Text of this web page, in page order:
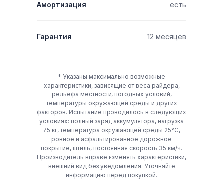
Амортизация
Гарантия
есть
12 месяцев
* Указаны максимально возможные
характеристики, зависящие от веса райдера,
рельефа местности, погодных условий,
температуры окружающей среды и других
факторов. Испытание проводилось в следующих
условиях: полный заряд аккумулятора, нагрузка
75 кг, температура окружающей среды 25°C,
ровное и асфальтированное дорожное
покрытие, штиль, постоянная скорость 35 км/ч.
Производитель вправе изменять характеристики,
внешний вид без уведомления. Уточняйте
информацию перед покупкой.